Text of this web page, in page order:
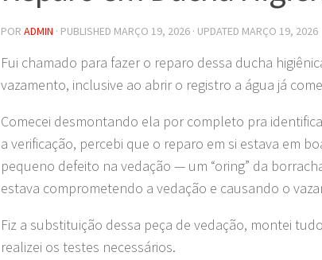
POR ADMIN · PUBLISHED MARÇO 19, 2026 · UPDATED MARÇO 19, 2026
Fui chamado para fazer o reparo dessa ducha
vazamento, inclusive ao abrir o registro a água já
Comecei desmontando ela por completo pra
a verificação, percebi que o reparo em si estava em
pequeno defeito na vedação — um “oring” da
estava comprometendo a vedação e causando o
Fiz a substituição dessa peça de vedação, montei
realizei os testes necessários.